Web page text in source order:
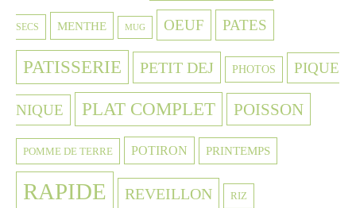
SECS MENTHE MUG OEUF PATES
PATISSERIE PETIT DEJ PHOTOS PIQUE
NIQUE PLAT COMPLET POISSON
POMME DE TERRE POTIRON PRINTEMPS
RAPIDE REVEILLON RIZ